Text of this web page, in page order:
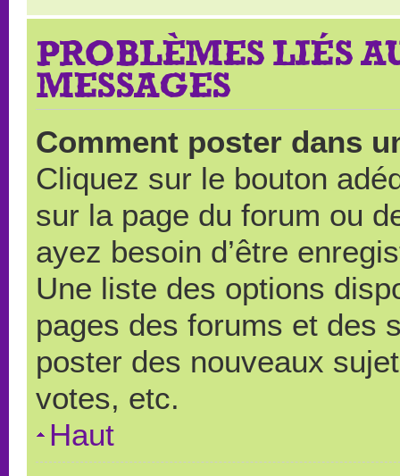
PROBLÈMES LIÉS
MESSAGES
Comment poster dans
Cliquez sur le bouton
sur la page du forum ou
ayez besoin d’être
Une liste des options
pages des forums et des
poster des nouveaux
votes, etc.
Haut